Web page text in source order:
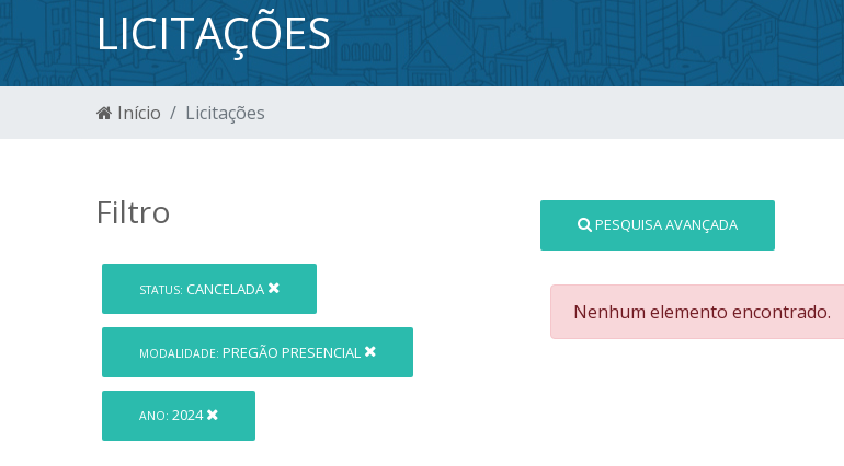
LICITAÇÕES
Início Licitações
Filtro
STATUS: CANCELADA
MODALIDADE: PREGÃO PRESENCIAL
ANO: 2024
PESQUISA AVANÇADA
Nenhum elemento encontrado.